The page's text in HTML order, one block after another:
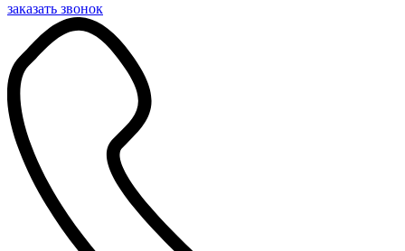
заказать звонок